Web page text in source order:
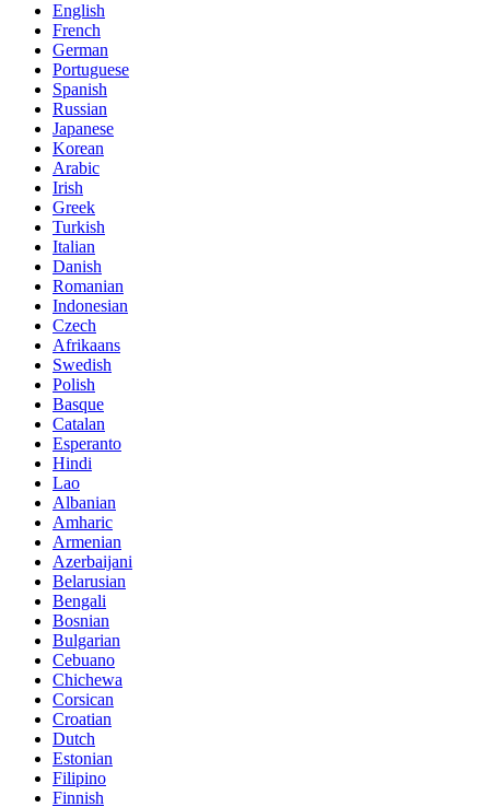
English
French
German
Portuguese
Spanish
Russian
Japanese
Korean
Arabic
Irish
Greek
Turkish
Italian
Danish
Romanian
Indonesian
Czech
Afrikaans
Swedish
Polish
Basque
Catalan
Esperanto
Hindi
Lao
Albanian
Amharic
Armenian
Azerbaijani
Belarusian
Bengali
Bosnian
Bulgarian
Cebuano
Chichewa
Corsican
Croatian
Dutch
Estonian
Filipino
Finnish